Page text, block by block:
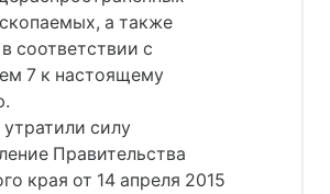
а также
соответствии с
7 к настоящему
силу
Правительства
края от 14 апреля 2015